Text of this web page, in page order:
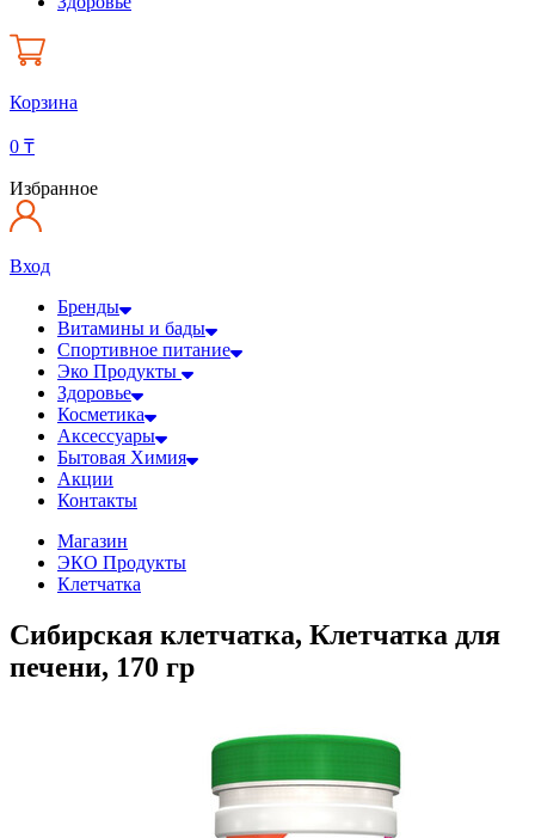
Корзина
0 ₸
Избранное
Вход
Бренды
Витамины и бады
Спортивное питание
Эко Продукты
Здоровье
Косметика
Аксессуары
Бытовая Химия
Акции
Контакты
Магазин
ЭКО Продукты
Клетчатка
Сибирская клетчатка, Клетчатка для
печени, 170 гр